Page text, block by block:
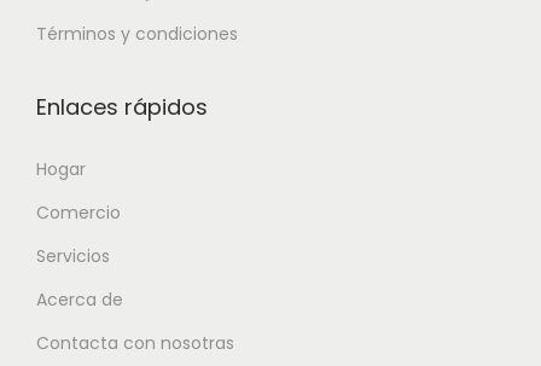
Términos y condiciones
Enlaces rápidos
Hogar
Comercio
Servicios
Acerca de
Contacta con nosotras